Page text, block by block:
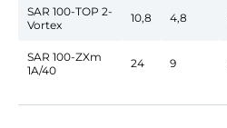
SAR 100-TOP 2-
Vortex
10,8 4,8
SAR 100-ZXm
1A/40
24 9